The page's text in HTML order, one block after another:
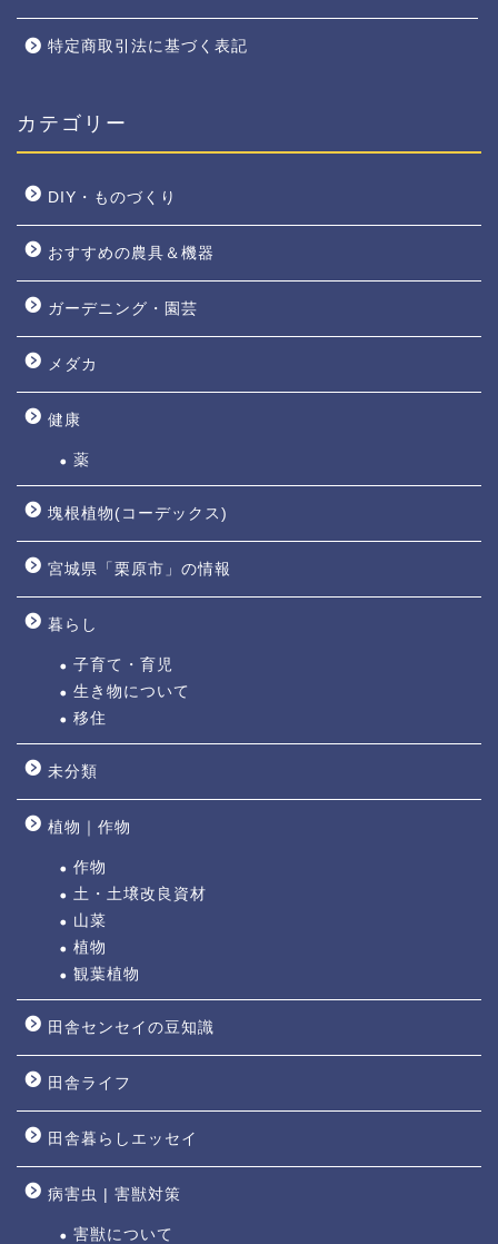
特定商取引法に基づく表記
カテゴリー
DIY・ものづくり
おすすめの農具＆機器
ガーデニング・園芸
メダカ
健康
薬
塊根植物(コーデックス)
宮城県「栗原市」の情報
暮らし
子育て・育児
生き物について
移住
未分類
植物｜作物
作物
土・土壌改良資材
山菜
植物
観葉植物
田舎センセイの豆知識
田舎ライフ
田舎暮らしエッセイ
病害虫 | 害獣対策
害獣について